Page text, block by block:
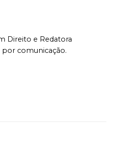
Direito e Redatora
por comunicação.